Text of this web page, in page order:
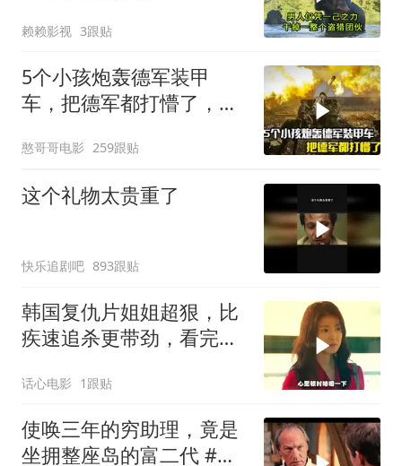
赖赖影视 3跟贴
5个小孩炮轰德军装甲
车，把德军都打懵了，战
憨哥哥电影 259跟贴
这个礼物太贵重了
快乐追剧吧 893跟贴
韩国复仇片姐姐超狠，比
疾速追杀更带劲，看完三
话心电影 1跟贴
使唤三年的穷助理，竟是
坐拥整座岛的富二代 #电